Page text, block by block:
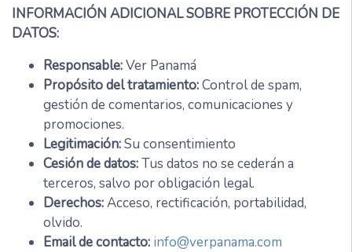
INFORMACIÓN ADICIONAL SOBRE PROTECCIÓN DE
DATOS:
Responsable:Ver Panamá
Propósito del tratamiento:Control de spam,
gestión de comentarios, comunicaciones y
promociones.
Legitimación:Su consentimiento
Cesión de datos:Tus datos no se cederán a
terceros, salvo por obligación legal.
Derechos:Acceso, rectificación, portabilidad,
olvido.
Email de contacto: info@verpanama.com